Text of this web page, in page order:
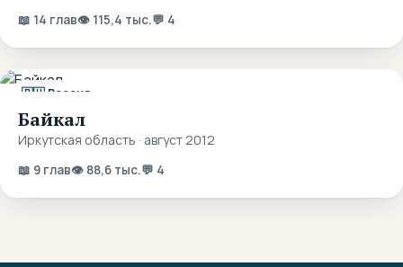
📖 14 глав👁 115,4 тыс.💬 4
🇷🇺 Россия
Байкал
Иркутская область · август 2012
📖 9 глав👁 88,6 тыс.💬 4